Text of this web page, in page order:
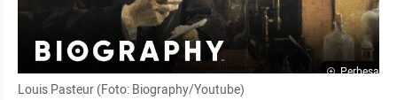
Perbesar
Louis Pasteur (Foto: Biography/Youtube)